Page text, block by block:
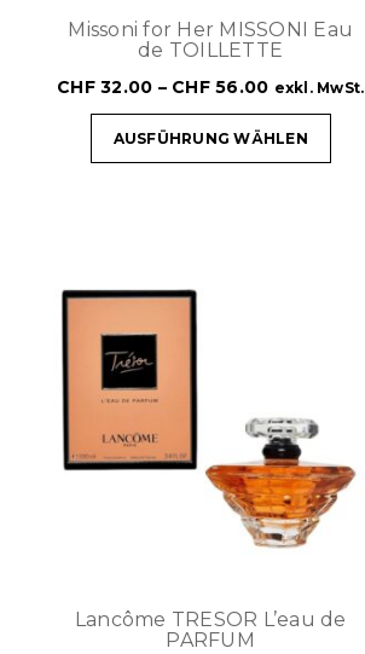
Missoni for Her MISSONI Eau
de TOILLETTE
CHF32.00 – CHF56.00 exkl. MwSt.
AUSFÜHRUNG WÄHLEN
Lancôme TRESOR L’eau de
PARFUM